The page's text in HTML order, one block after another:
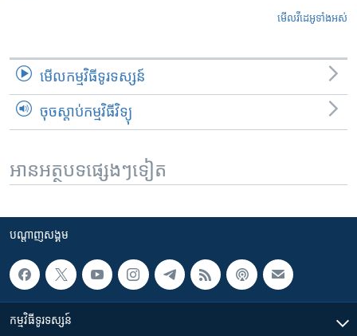
មើល​វីដេអូ​ទាំង​អស់
មើល​កម្មវិធី​ទូរទស្សន៍
ចុចស្តាប់កម្មវិធីវិទ្យុ
អានអត្ថបទផ្សេងៗទៀត
បណ្តាញ​សង្គម
កម្មវិធី​ទូរទស្សន៍